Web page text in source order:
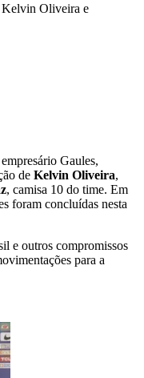
Kelvin Oliveira e
Gaules,
de Kelvin Oliveira,
, camisa 10 do time. Em
foram concluídas nesta
e outros compromissos
para a